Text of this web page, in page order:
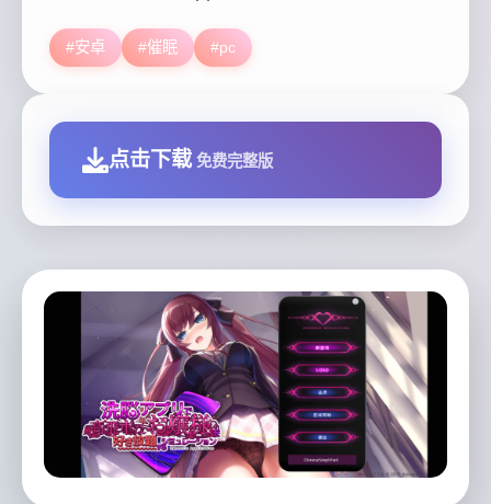
#安卓 #催眠 #pc
点击下载 免费完整版